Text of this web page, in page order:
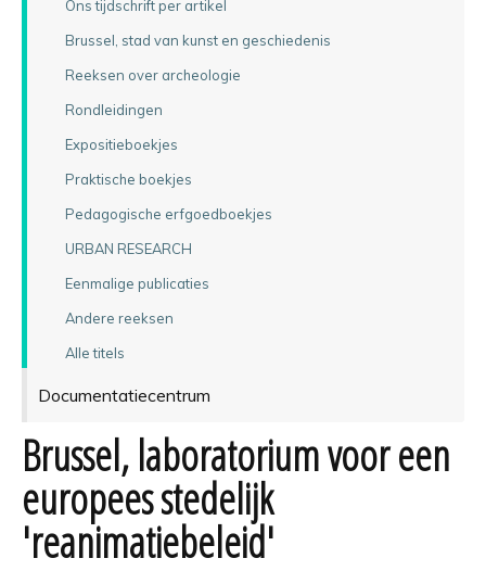
Ons tijdschrift per artikel
Brussel, stad van kunst en geschiedenis
Reeksen over archeologie
Rondleidingen
Expositieboekjes
Praktische boekjes
Pedagogische erfgoedboekjes
URBAN RESEARCH
Eenmalige publicaties
Andere reeksen
Alle titels
Documentatiecentrum
Brussel, laboratorium voor een
europees stedelijk
'reanimatiebeleid'